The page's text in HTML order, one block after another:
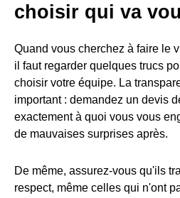
choisir qui va
Quand vous cherchez à faire le
il faut regarder quelques trucs
choisir votre équipe. La
important : demandez un devis
exactement à quoi vous vous
de mauvaises surprises après.
De même, assurez-vous qu'ils
respect, même celles qui n'ont